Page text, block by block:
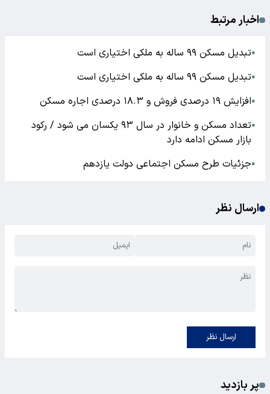
اخبار مرتبط
●تبدیل مسکن ۹۹ ساله به ملکی اختیاری است
●تبدیل مسکن ۹۹ ساله به ملکی اختیاری است
●افزایش ۱۹ درصدی فروش و ۱۸.۳ درصدی اجاره مسکن
●
تعداد مسکن و خانوار در سال ۹۳ یکسان می شود / رکود
بازار مسکن ادامه دارد
●جزئیات طرح مسکن اجتماعی دولت یازدهم
ارسال نظر
ارسال نظر
پر بازدید